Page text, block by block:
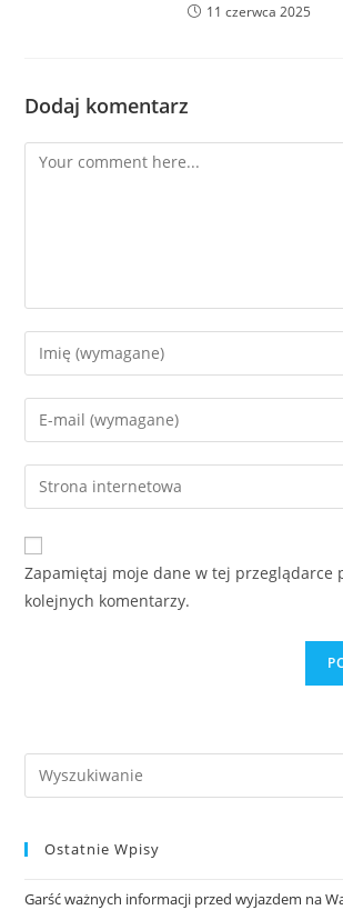
11 czerwca 2025
Dodaj komentarz
Zapamiętaj moje dane w tej przeglądarce
kolejnych komentarzy.
Ostatnie Wpisy
Garść ważnych informacji przed wyjazdem na